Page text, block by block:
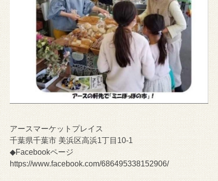
アースマーケットプレイス
千葉県千葉市 美浜区高浜1丁目10-1
◆Facebookページ
https://www.facebook.com/686495338152906/